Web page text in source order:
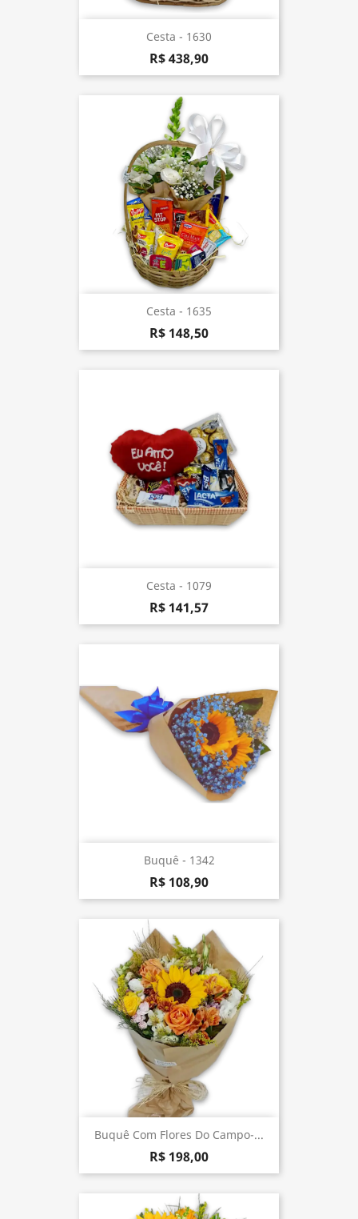
Cesta - 1630
R$ 438,90
Cesta - 1635
R$ 148,50
Cesta - 1079
R$ 141,57
Buquê - 1342
R$ 108,90
Buquê Com Flores Do Campo-...
R$ 198,00